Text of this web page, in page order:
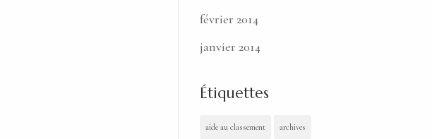
février 2014
janvier 2014
Étiquettes
aide au classement archives